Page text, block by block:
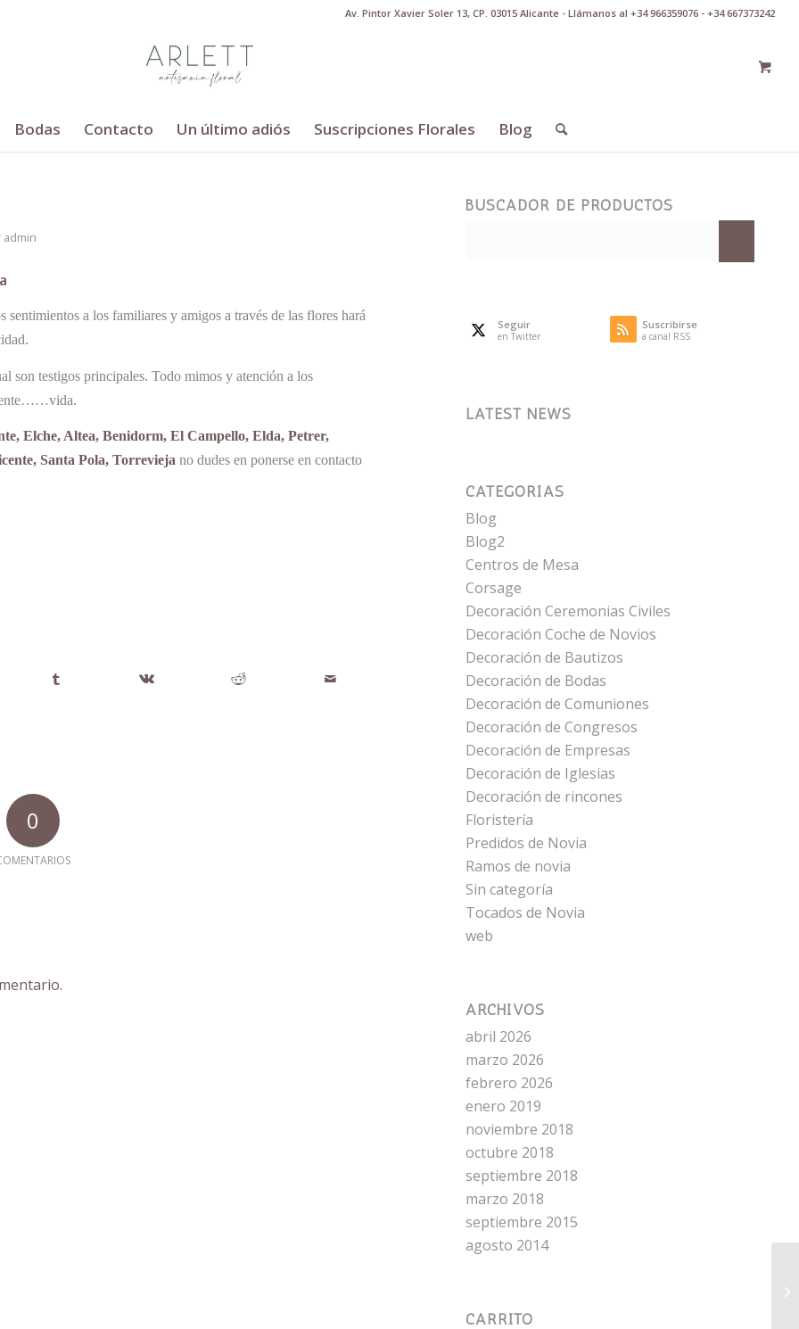
Av. Pintor Xavier Soler 13, CP. 03015 Alicante - Llámanos al +34 966359076 - +34 667373242
Bodas Contacto Un último adiós Suscripciones Florales Blog
admin
a los familiares y amigos a través de las flores hará
son testigos principales. Todo mimos y atención a los
Elche, Altea, Benidorm, El Campello, Elda, Petrer,
Santa Pola, Torrevieja no dudes en ponerse en contacto
0
BUSCADOR DE PRODUCTOS
Seguir
en Twitter
Suscribirse
a canal RSS
LATEST NEWS
CATEGORÍAS
Blog
Blog2
Centros de Mesa
Corsage
Decoración Ceremonias Civiles
Decoración Coche de Novios
Decoración de Bautizos
Decoración de Bodas
Decoración de Comuniones
Decoración de Congresos
Decoración de Empresas
Decoración de Iglesias
Decoración de rincones
Floristería
Predidos de Novia
Ramos de novia
Sin categoría
Tocados de Novia
web
ARCHIVOS
abril 2026
marzo 2026
febrero 2026
enero 2019
noviembre 2018
octubre 2018
septiembre 2018
marzo 2018
septiembre 2015
agosto 2014
CARRITO